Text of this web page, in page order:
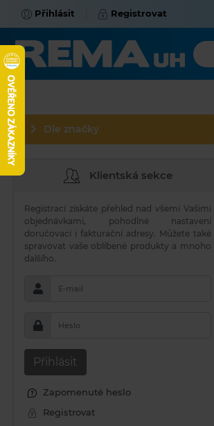
Přihlásit Registrovat
Dle značky
Klientská sekce
Registrací získáte přehled nad všemi Vašimi
objednávkami, pohodlné nastavení
doručovací i fakturační adresy. Můžete také
spravovat vaše oblíbené produkty a mnoho
dalšího.
E-mail
Heslo
Přihlásit
Zapomenuté heslo
Registrovat